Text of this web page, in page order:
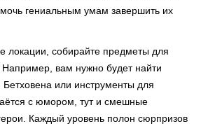
гениальным умам завершить их
локации, собирайте предметы для
вам нужно будет найти
или инструменты для
с юмором, тут и смешные
Каждый уровень полон сюрпризов